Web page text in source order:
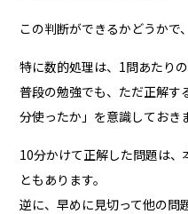
この判断ができるかどうかで
特に数的処理は、1問あたり
普段の勉強でも、ただ正解す
分使ったか」を意識しておき
10分かけて正解した問題は
ともあります。
逆に、早めに見切って他の問